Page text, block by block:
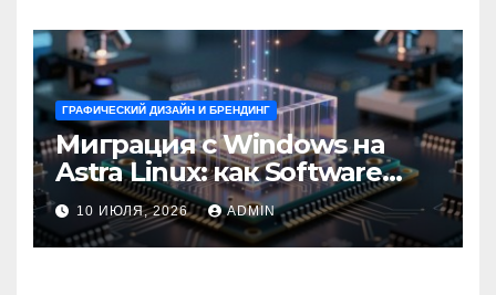
ГРАФИЧЕСКИЙ ДИЗАЙН И БРЕНДИНГ
Миграция с Windows на
Astra Linux: как Software
Group успешно перешла на
отечественную ОС
10 ИЮЛЯ, 2026 ADMIN